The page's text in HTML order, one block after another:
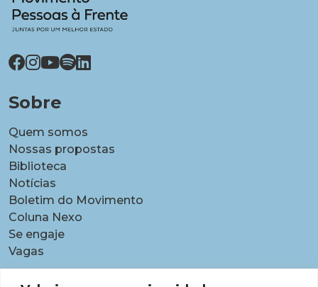
Sobre
Quem somos
Nossas propostas
Biblioteca
Notícias
Boletim do Movimento
Coluna Nexo
Se engaje
Vagas
Pautas